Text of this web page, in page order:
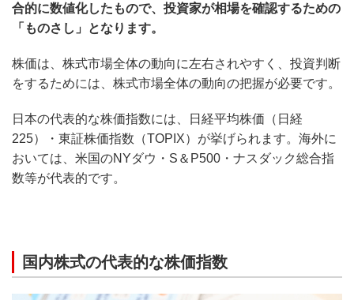
合的に数値化したもので、投資家が相場を確認するための
「ものさし」となります。
株価は、株式市場全体の動向に左右されやすく、投資判断
をするためには、株式市場全体の動向の把握が必要です。
日本の代表的な株価指数には、日経平均株価（日経
225）・東証株価指数（TOPIX）が挙げられます。海外に
おいては、米国のNYダウ・S＆P500・ナスダック総合指
数等が代表的です。
国内株式の代表的な株価指数